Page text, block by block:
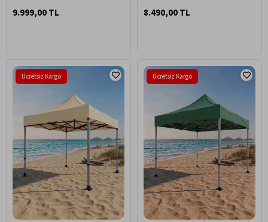
9.999,00 TL 8.490,00 TL
Ücretsiz Kargo Ücretsiz Kargo